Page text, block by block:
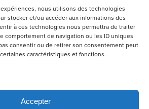
nous utilisons des technologies
stocker et/ou accéder aux informations des
à ces technologies nous permettra de traiter
comportement de navigation ou les ID uniques
consentir ou de retirer son consentement peut
caractéristiques et fonctions.
Accepter
d’emploi ou envoyez votre candidature
spontanée